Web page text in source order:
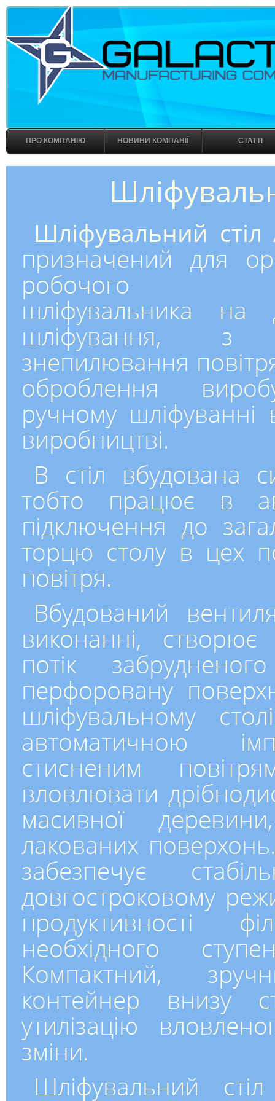
ПРО КОМПАНІЮ НОВИНИ КОМПАНІЇ СТАТТІ
Шліфувальний
призначений для
робочого
шліфувальника на
шліфування, з
знепилювання
оброблення
ручному
виробництві.
В стіл вбудована
тобто працює в
підключення до
торцю столу в цех
повітря.
Вбудований
виконанні,
потік
перфоровану
шліфувальному
автоматичною
стисненим
вловлювати
масивної
лакованих
забезпечує
довгостроковому
продуктивності
необхідного
Компактний,
контейнер внизу
утилізацію
зміни.
Шліфувальний